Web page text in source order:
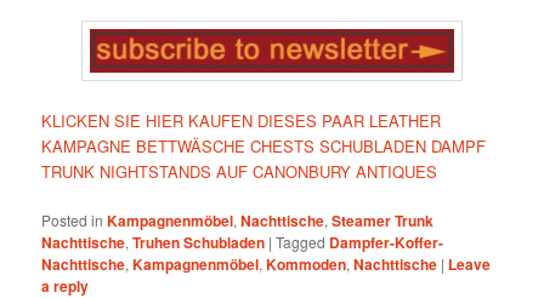
KLICKEN SIE HIER KAUFEN DIESES PAAR LEATHER
KAMPAGNE BETTWÄSCHE CHESTS SCHUBLADEN DAMPF
TRUNK NIGHTSTANDS AUF CANONBURY ANTIQUES
Posted in Kampagnenmöbel,Nachttische,Steamer Trunk
Nachttische,Truhen Schubladen |Tagged Dampfer-Koffer-
Nachttische,Kampagnenmöbel,Kommoden,Nachttische | Leave
a reply